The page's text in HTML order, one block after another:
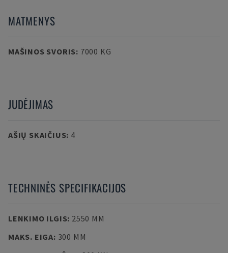
MATMENYS
MAŠINOS SVORIS: 7000 KG
JUDĖJIMAS
AŠIŲ SKAIČIUS: 4
TECHNINĖS SPECIFIKACIJOS
LENKIMO ILGIS: 2550 MM
MAKS. EIGA: 300 MM